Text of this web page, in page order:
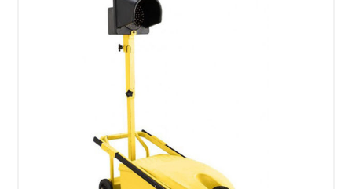
SÉLECTIONNEZ LES DATES